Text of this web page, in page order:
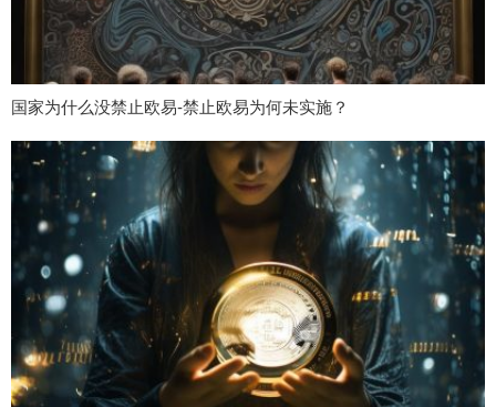
国家为什么没禁止欧易-禁止欧易为何未实施？